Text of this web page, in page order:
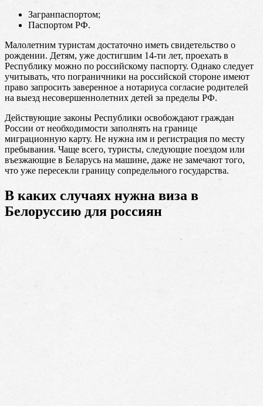
Загранпаспортом;
Паспортом РФ.
Малолетним туристам достаточно иметь свидетельство о
рождении. Детям, уже достигшим 14-ти лет, проехать в
Республику можно по российскому паспорту. Однако следует
учитывать, что пограничники на российской стороне имеют
право запросить заверенное а нотариуса согласие родителей
на выезд несовершеннолетних детей за пределы РФ.
Действующие законы Республики освобождают граждан
России от необходимости заполнять на границе
миграционную карту. Не нужна им и регистрация по месту
пребывания. Чаще всего, туристы, следующие поездом или
въезжающие в Беларусь на машине, даже не замечают того,
что уже пересекли границу сопредельного государства.
В каких случаях нужна виза в
Белоруссию для россиян